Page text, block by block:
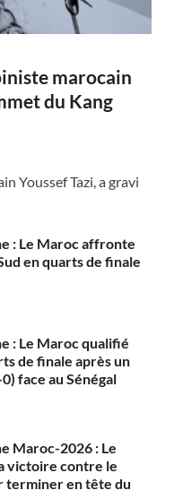
marocain
du Kang
Youssef Tazi, a gravi
: Le Maroc affronte
en quarts de finale
: Le Maroc qualifié
de finale après un
face au Sénégal
Maroc-2026 : Le
victoire contre le
terminer en tête du